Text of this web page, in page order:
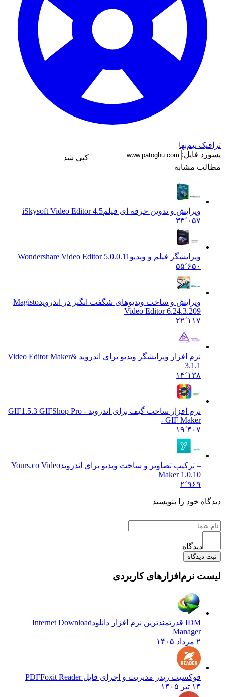
ترافیک نیم‌بها
پسورد فایل:
کپی شد
مطالب مشابه
ویرایش و تدوین حرفه ای فیلمiSkysoft Video Editor 4.5
۳۳٬۰۵۷
ویرایشگر فیلم و ویدیو Wondershare Video Editor 5.0.0.11
۵۵٬۶۵۰
ویرایش و ساخت ویدیوهای شگفت انگیز در اندرویدMagisto
Video Editor 6.24.3.209
۲۲٬۱۱۷
نرم افزار ویرایشگر ویدیو برای اندروید &Video Editor Maker
3.1.1
۱۴٬۱۳۸
نرم افزار ساخت گیف برای اندروید - GIF 1.5.3 GIFShop Pro
- GIF Maker
۱۹٬۴۰۷
– ترکیب تصاویر و ساخت ویدیو برای اندرویدYours.co Video
Maker 1.0.10
۲٬۹۶۹
دیدگاه خود را بنویسید
دیدگاه
ثبت دیدگاه
لیست نرم‌افزارهای کاربردی
IDM قدرتمندترین نرم افزار دانلود
Internet Download
Manager
۲ مرداد ۱۴۰۵
فوکسیت ریدر مدیریت و اجرای فایل PDFFoxit Reader
۱۴ تیر ۱۴۰۵